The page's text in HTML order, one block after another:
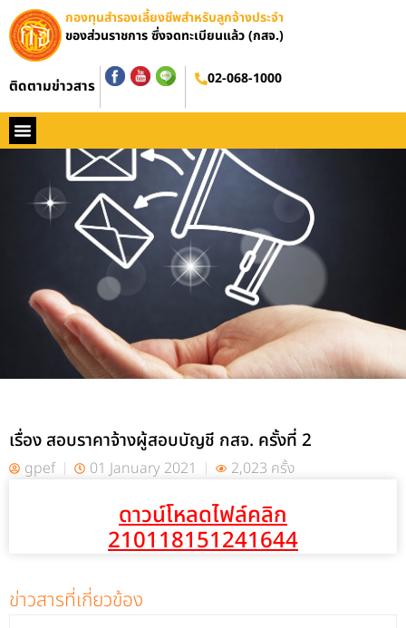
กองทุนสำรองเลี้ยงชีพสำหรับลูกจ้างประจำ
ของส่วนราชการ ซึ่งจดทะเบียนแล้ว (กสจ.)
ติดตามข่าวสาร 02-068-1000
เรื่อง สอบราคาจ้างผู้สอบบัญชี กสจ. ครั้งที่ 2
gpef 01 January 2021 2,023 ครั้ง
ดาวน์โหลดไฟล์คลิก
210118151241644
ข่าวสารที่เกี่ยวข้อง